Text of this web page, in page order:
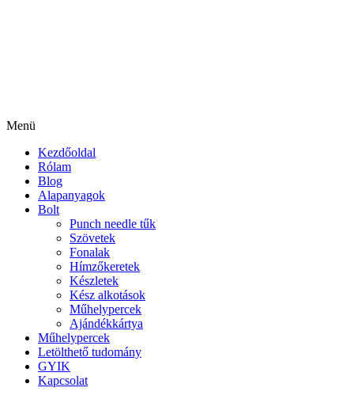
Menü
Kezdőoldal
Rólam
Blog
Alapanyagok
Bolt
Punch needle tűk
Szövetek
Fonalak
Hímzőkeretek
Készletek
Kész alkotások
Műhelypercek
Ajándékkártya
Műhelypercek
Letölthető tudomány
GYIK
Kapcsolat